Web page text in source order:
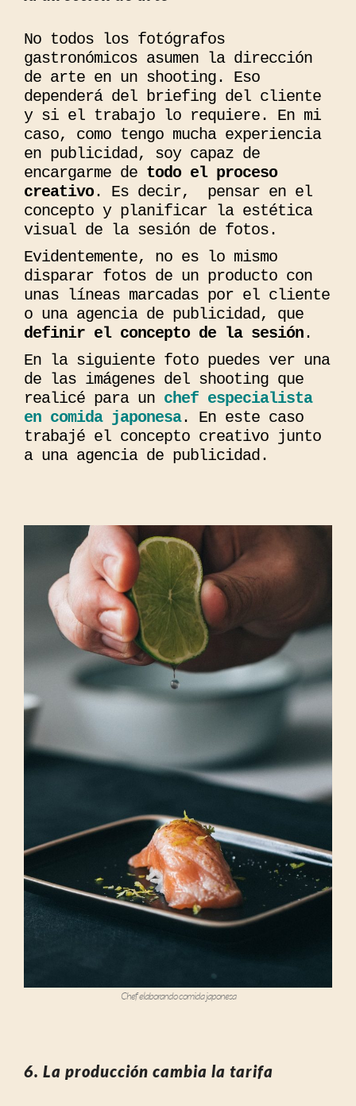
No todos los fotógrafos
gastronómicos asumen la dirección
de arte en un shooting. Eso
dependerá del briefing del cliente
y si el trabajo lo requiere. En mi
caso, como tengo mucha experiencia
en publicidad, soy capaz de
encargarme de todo el proceso
creativo. Es decir, pensar en el
concepto y planificar la estética
visual de la sesión de fotos.
Evidentemente, no es lo mismo
disparar fotos de un producto con
unas líneas marcadas por el cliente
o una agencia de publicidad, que
definir el concepto de la sesión.
En la siguiente foto puedes ver una
de las imágenes del shooting que
realicé para un chef especialista
en comida japonesa. En este caso
trabajé el concepto creativo junto
a una agencia de publicidad.
Chef elaborando comida japonesa
6. La producción cambia la tarifa